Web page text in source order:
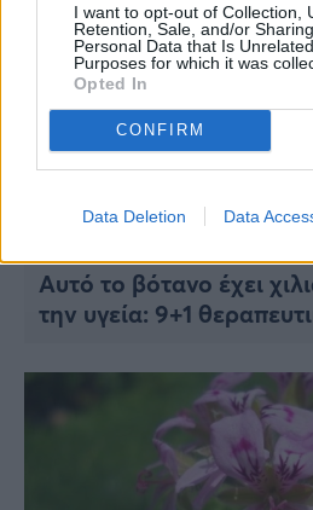
I want to opt-out of Collection,
Retention, Sale, and/or
Personal Data that Is
Purposes for which it was
Opted In
CONFIRM
Data Deletion Data
Αυτό το βότανο έχει
την υγεία: 9+1